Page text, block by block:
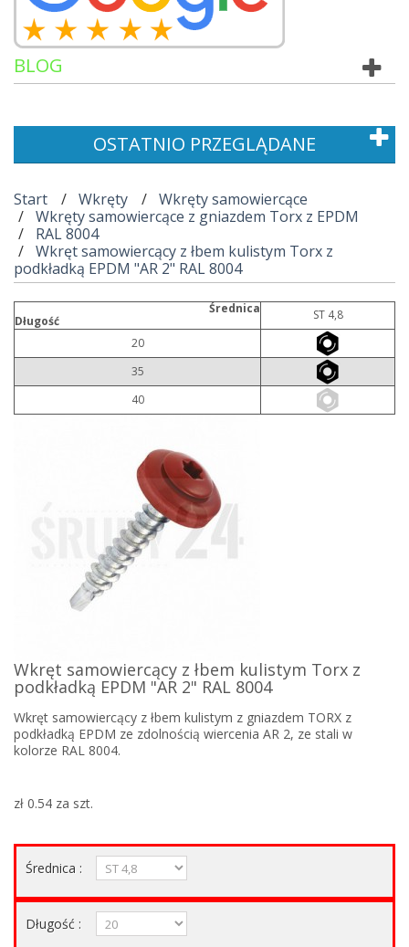
BLOG
OSTATNIO PRZEGLĄDANE
Start Wkręty
Wkręty samowiercące
Wkręty samowiercące z gniazdem Torx z EPDM
RAL 8004
Wkręt samowiercący z łbem kulistym Torx z
podkładką EPDM "AR 2" RAL 8004
Średnica
Długość
ST 4,8
20
35
40
Wkręt samowiercący z łbem kulistym Torx z
podkładką EPDM "AR 2" RAL 8004
Wkręt samowiercący z łbem kulistym z gniazdem TORX z
podkładką EPDM ze zdolnością wiercenia AR 2, ze stali w
kolorze RAL 8004.
zł 0.54 za szt.
Średnica :
Długość :